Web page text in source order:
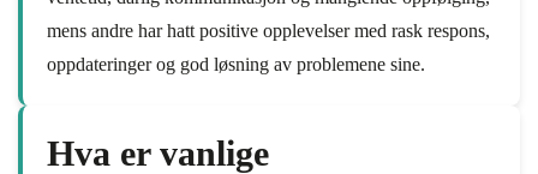
mens andre har hatt positive opplevelser med rask respons,
oppdateringer og god løsning av problemene sine.
Hva er vanlige